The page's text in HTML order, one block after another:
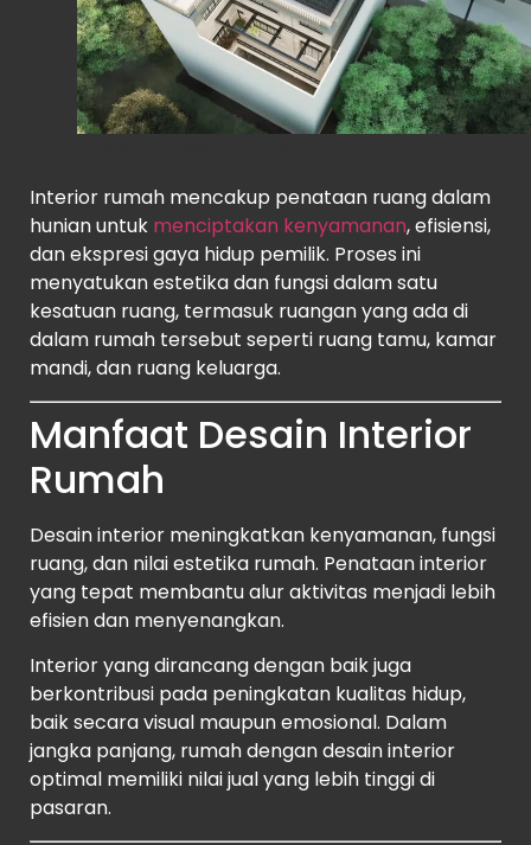
Interior rumah mencakup penataan ruang dalam
hunian untuk menciptakan kenyamanan, efisiensi,
dan ekspresi gaya hidup pemilik. Proses ini
menyatukan estetika dan fungsi dalam satu
kesatuan ruang, termasuk ruangan yang ada di
dalam rumah tersebut seperti ruang tamu, kamar
mandi, dan ruang keluarga.
Manfaat Desain Interior
Rumah
Desain interior meningkatkan kenyamanan, fungsi
ruang, dan nilai estetika rumah. Penataan interior
yang tepat membantu alur aktivitas menjadi lebih
efisien dan menyenangkan.
Interior yang dirancang dengan baik juga
berkontribusi pada peningkatan kualitas hidup,
baik secara visual maupun emosional. Dalam
jangka panjang, rumah dengan desain interior
optimal memiliki nilai jual yang lebih tinggi di
pasaran.